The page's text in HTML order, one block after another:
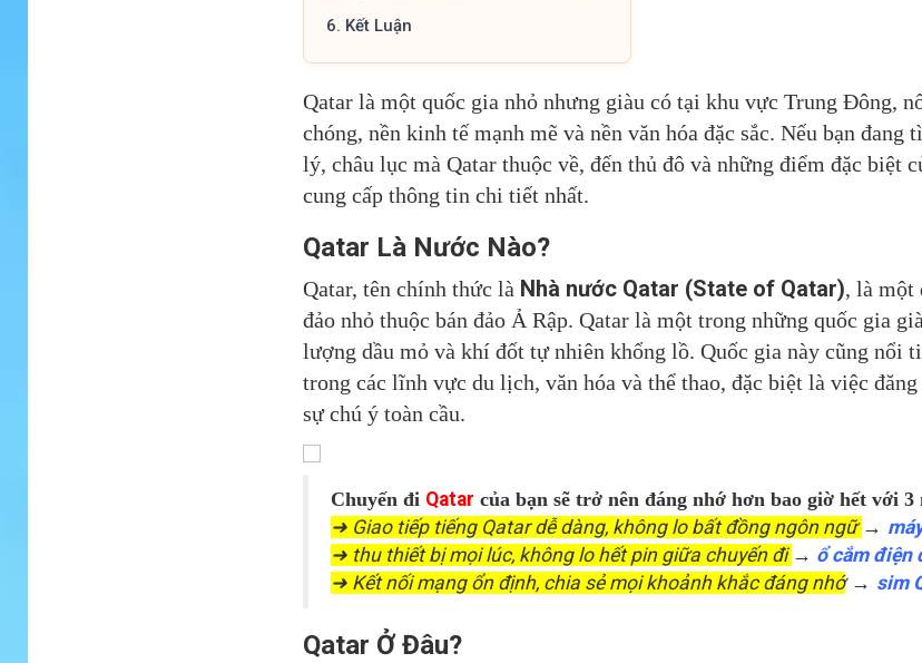
6. Kết Luận
Qatar là một quốc gia nhỏ nhưng giàu có tại khu vực Trung Đông,
chóng, nền kinh tế mạnh mẽ và nền văn hóa đặc sắc. Nếu bạn
lý, châu lục mà Qatar thuộc về, đến thủ đô và những điểm đặc biệt
cung cấp thông tin chi tiết nhất.
Qatar Là Nước Nào?
Qatar, tên chính thức là Nhà nước Qatar (State of Qatar), là một
đảo nhỏ thuộc bán đảo Ả Rập. Qatar là một trong những quốc gia
lượng dầu mỏ và khí đốt tự nhiên khổng lồ. Quốc gia này cũng nổi
trong các lĩnh vực du lịch, văn hóa và thể thao, đặc biệt là việc đăng
sự chú ý toàn cầu.
Chuyến đi Qatar của bạn sẽ trở nên đáng nhớ hơn bao giờ hết với 3
➜ Giao tiếp tiếng Qatar dễ dàng, không lo bất đồng ngôn ngữ →
➜ thu thiết bị mọi lúc, không lo hết pin giữa chuyến đi → ổ cắm điện
➜ Kết nối mạng ổn định, chia sẻ mọi khoảnh khắc đáng nhớ→ sim
Qatar Ở Đâu?